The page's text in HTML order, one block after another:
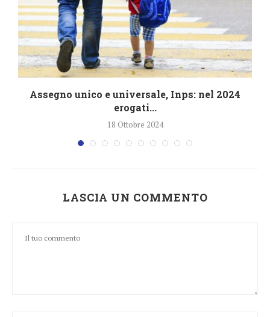
Assegno unico e universale, Inps: nel 2024
erogati...
18 Ottobre 2024
LASCIA UN COMMENTO